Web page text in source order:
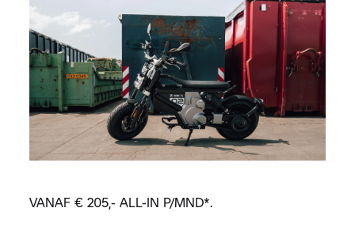
VANAF € 205,- ALL-IN P/MND*.